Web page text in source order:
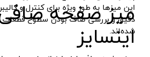
حرارت سنج شارژی
کارواش و سمپاش شارژی
پیستوله شارژی
رصب - Rasb
اکتیو - Active
پی ام - P.M
گلد (GOLD)
آبی - مشکی
کرم - مشکی
این میزها به طور ویژه برای کنترل و
دقیق و بررسی صاف بودن سطوح
شده‌اند.
میز صفحه
اینسایز